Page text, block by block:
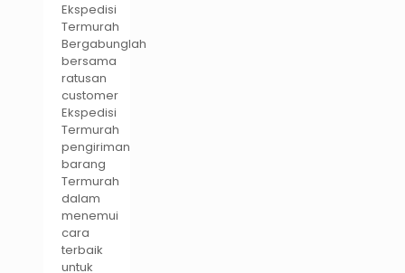
Ekspedisi
Termurah
Bergabunglah
bersama
ratusan
customer
Ekspedisi
Termurah
pengiriman
barang
Termurah
dalam
menemui
cara
terbaik
untuk